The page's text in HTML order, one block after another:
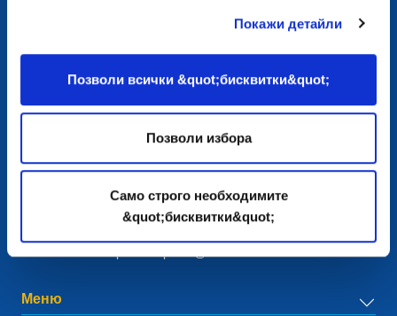
Покажи детайли
Позволи всички &quot;бисквитки&quot;
Позволи избора
Само строго необходимите
&quot;бисквитки&quot;
Контакт
European Registry for Internet Domains vzw (EURid)
, Belgium
RPR Brussel – VAT BE 0864.240.405
Общи запитвания
+32 2 401 27 50
Меню